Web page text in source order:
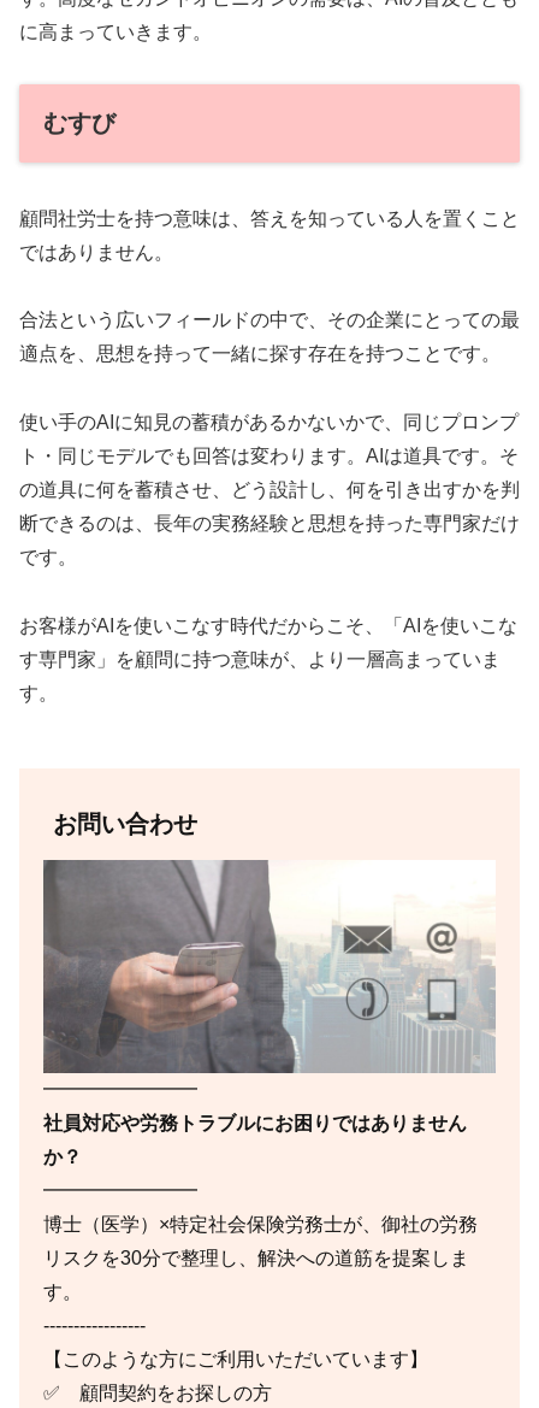
に高まっていきます。
むすび
顧問社労士を持つ意味は、答えを知っている人を置くこと
ではありません。
合法という広いフィールドの中で、その企業にとっての最
適点を、思想を持って一緒に探す存在を持つことです。
使い手のAIに知見の蓄積があるかないかで、同じプロンプ
ト・同じモデルでも回答は変わります。AIは道具です。そ
の道具に何を蓄積させ、どう設計し、何を引き出すかを判
断できるのは、長年の実務経験と思想を持った専門家だけ
です。
お客様がAIを使いこなす時代だからこそ、「AIを使いこな
す専門家」を顧問に持つ意味が、より一層高まっていま
す。
お問い合わせ
━━━━━━━━
社員対応や労務トラブルにお困りではありません
か？
━━━━━━━━
博士（医学）×特定社会保険労務士が、御社の労務
リスクを30分で整理し、解決への道筋を提案しま
す。
-----------------
【このような方にご利用いただいています】
✅ 顧問契約をお探しの方